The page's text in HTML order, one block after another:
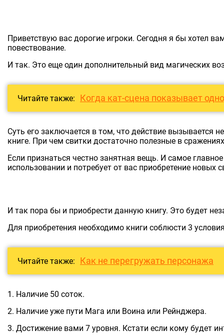
Приветствую вас дорогие игроки. Сегодня я бы хотел
повествование.
И так. Это еще один дополнительный вид магических
Читайте также: Когда кат-сцена показывает
Суть его заключается в том, что действие вызывается
книге. При чем свитки достаточно полезные в
Если признаться честно занятная вещь. И самое
использовании и потребует от вас приобретение новых
И так пора бы и приобрести данную книгу. Это будет
Для приобретения необходимо книги соблюсти 3
Читайте также: Как не перегружать персонажа
1. Наличие 50 соток.
2. Наличие уже пути Мага или Воина или Рейнджера.
3. Достижение вами 7 уровня. Кстати если кому будет